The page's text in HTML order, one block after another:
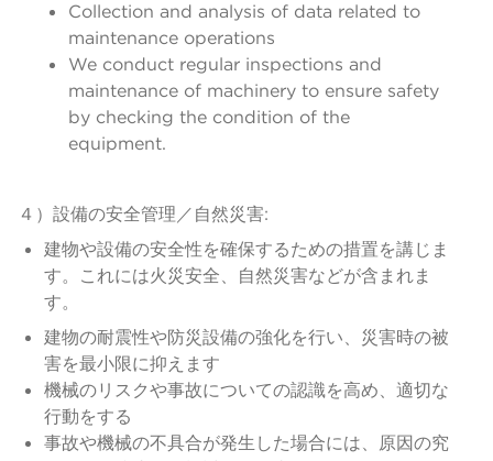
Collection and analysis of data related to
maintenance operations
We conduct regular inspections and
maintenance of machinery to ensure safety
by checking the condition of the
equipment.
４）設備の安全管理／自然災害:
建物や設備の安全性を確保するための措置を講じま
す。これには火災安全、自然災害などが含まれま
す。
建物の耐震性や防災設備の強化を行い、災害時の被
害を最小限に抑えます
機械のリスクや事故についての認識を高め、適切な
行動をする
事故や機械の不具合が発生した場合には、原因の究